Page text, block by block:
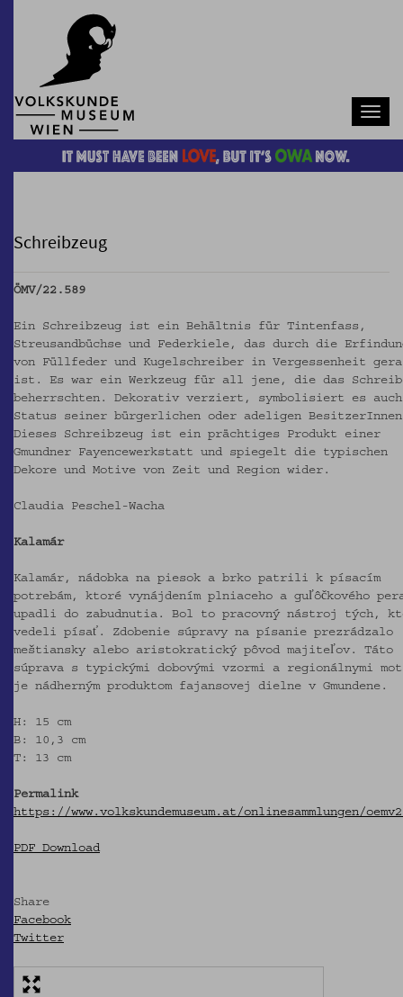
Schreibzeug
ÖMV/22.589
Ein Schreibzeug ist ein Behältnis für Tintenfass,
Streusandbüchse und Federkiele, das durch die
von Füllfeder und Kugelschreiber in Vergessenheit
ist. Es war ein Werkzeug für all jene, die das
beherrschten. Dekorativ verziert, symbolisiert es auch
Status seiner bürgerlichen oder adeligen
Dieses Schreibzeug ist ein prächtiges Produkt einer
Gmundner Fayencewerkstatt und spiegelt die typischen
Dekore und Motive von Zeit und Region wider.
Claudia Peschel-Wacha
Kalamár
Kalamár, nádobka na piesok a brko patrili k písacím
potrebám, ktoré vynájdením plniaceho a guľôčkového
upadli do zabudnutia. Bol to pracovný nástroj tých,
vedeli písať. Zdobenie súpravy na písanie prezrádzalo
meštiansky alebo aristokratický pôvod majiteľov. Táto
súprava s typickými dobovými vzormi a regionálnymi
je nádherným produktom fajansovej dielne v Gmundene.
H: 15 cm
B: 10,3 cm
T: 13 cm
Permalink
https://www.volkskundemuseum.at/onlinesammlungen/
PDF Download
Share
Facebook
Twitter